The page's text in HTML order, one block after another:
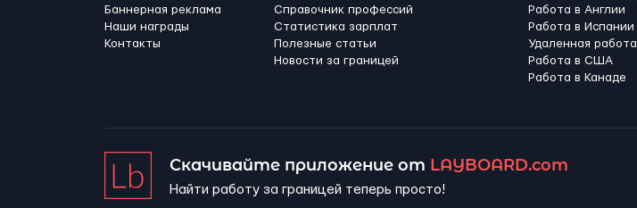
Баннерная реклама
Наши награды
Контакты
Справочник профессий
Статистика зарплат
Полезные статьи
Новости за границей
Работа в Англии
Работа в Испании
Удаленная работа
Работа в США
Работа в Канадe
Скачивайте приложение от LAYBOARD.com
Найти работу за границей теперь просто!